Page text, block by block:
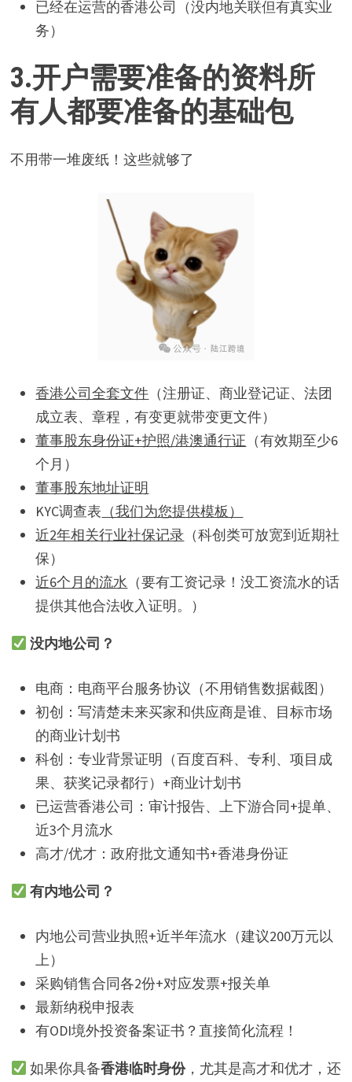
已经在运营的香港公司（没内地关联但有真实业
务）
3.开户需要准备的资料所
有人都要准备的基础包
不用带一堆废纸！这些就够了
香港公司全套文件 （注册证、商业登记证、法团
成立表、章程，有变更就带变更文件）
董事股东身份证+护照/港澳通行证 （有效期至少6
个月）
董事股东地址证明
KYC调查表 （我们为您提供模板）
近2年相关行业社保记录 （科创类可放宽到近期社
保）
近6个月的流水 （要有工资记录！没工资流水的话
提供其他合法收入证明。）
没内地公司？
电商：电商平台服务协议（不用销售数据截图）
初创：写清楚未来买家和供应商是谁、目标市场
的商业计划书
科创：专业背景证明（百度百科、专利、项目成
果、获奖记录都行）+商业计划书
已运营香港公司：审计报告、上下游合同+提单、
近3个月流水
高才/优才：政府批文通知书+香港身份证
有内地公司？
内地公司营业执照+近半年流水（建议200万元以
上）
采购销售合同各2份+对应发票+报关单
最新纳税申报表
有ODI境外投资备案证书？直接简化流程！
如果你具备香港临时身份，尤其是高才和优才，还